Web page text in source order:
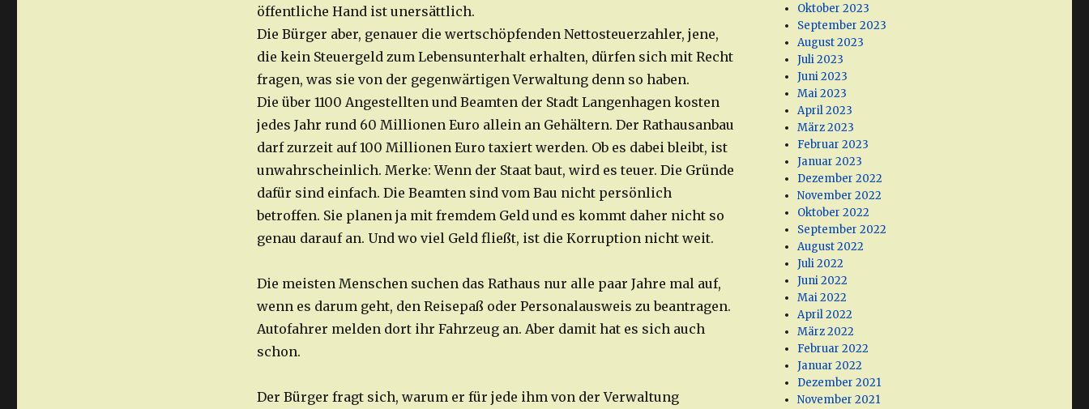
öffentliche Hand ist unersättlich.
Die Bürger aber, genauer die wertschöpfenden Nettosteuerzahler, jene,
die kein Steuergeld zum Lebensunterhalt erhalten, dürfen sich mit Recht
fragen, was sie von der gegenwärtigen Verwaltung denn so haben.
Die über 1100 Angestellten und Beamten der Stadt Langenhagen kosten
jedes Jahr rund 60 Millionen Euro allein an Gehältern. Der Rathausanbau
darf zurzeit auf 100 Millionen Euro taxiert werden. Ob es dabei bleibt, ist
unwahrscheinlich. Merke: Wenn der Staat baut, wird es teuer. Die Gründe
dafür sind einfach. Die Beamten sind vom Bau nicht persönlich
betroffen. Sie planen ja mit fremdem Geld und es kommt daher nicht so
genau darauf an. Und wo viel Geld fließt, ist die Korruption nicht weit.
Die meisten Menschen suchen das Rathaus nur alle paar Jahre mal auf,
wenn es darum geht, den Reisepaß oder Personalausweis zu beantragen.
Autofahrer melden dort ihr Fahrzeug an. Aber damit hat es sich auch
schon.
Der Bürger fragt sich, warum er für jede ihm von der Verwaltung
Oktober 2023
September 2023
August 2023
Juli 2023
Juni 2023
Mai 2023
April 2023
März 2023
Februar 2023
Januar 2023
Dezember 2022
November 2022
Oktober 2022
September 2022
August 2022
Juli 2022
Juni 2022
Mai 2022
April 2022
März 2022
Februar 2022
Januar 2022
Dezember 2021
November 2021